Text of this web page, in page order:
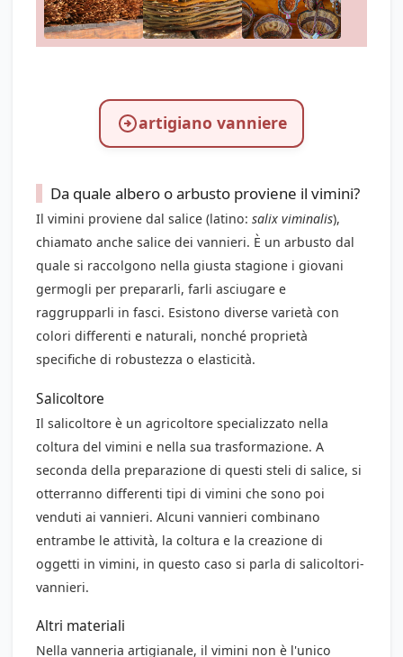
artigiano vanniere
Da quale albero o arbusto proviene il vimini?
Il vimini proviene dal salice (latino:salix viminalis),
chiamato anche salice dei vannieri. È un arbusto dal
quale si raccolgono nella giusta stagione i giovani
germogli per prepararli, farli asciugare e
raggrupparli in fasci. Esistono diverse varietà con
colori differenti e naturali, nonché proprietà
specifiche di robustezza o elasticità.
Salicoltore
Il salicoltore è un agricoltore specializzato nella
coltura del vimini e nella sua trasformazione. A
seconda della preparazione di questi steli di salice, si
otterranno differenti tipi di vimini che sono poi
venduti ai vannieri. Alcuni vannieri combinano
entrambe le attività, la coltura e la creazione di
oggetti in vimini, in questo caso si parla di salicoltori-
vannieri.
Altri materiali
Nella vanneria artigianale, il vimini non è l'unico